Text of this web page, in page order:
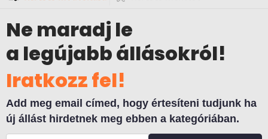
Ne maradj le
a legújabb állásokról!
Iratkozz fel!
Add meg email címed, hogy értesíteni tudjunk ha
új állást hirdetnek meg ebben a kategóriában.